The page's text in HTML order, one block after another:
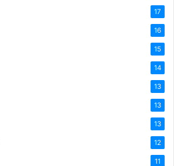
17
16
15
14
13
13
13
12
11